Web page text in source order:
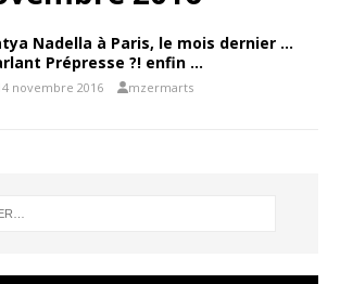
Nadella à Paris, le mois dernier …
Prépresse ?! enfin …
novembre 2016 mzermarts